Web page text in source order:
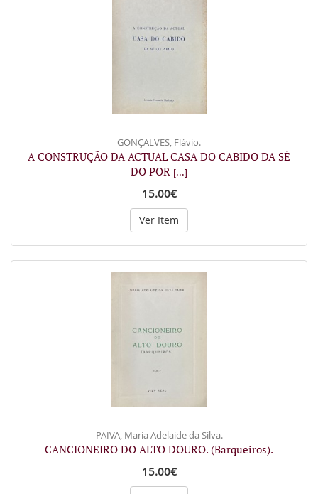
GONÇALVES, Flávio.
A CONSTRUÇÃO DA ACTUAL CASA DO CABIDO DA SÉ
DO POR [...]
15.00€
Ver Item
PAIVA, Maria Adelaide da Silva.
CANCIONEIRO DO ALTO DOURO. (Barqueiros).
15.00€